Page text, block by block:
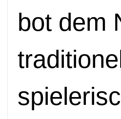
bot dem